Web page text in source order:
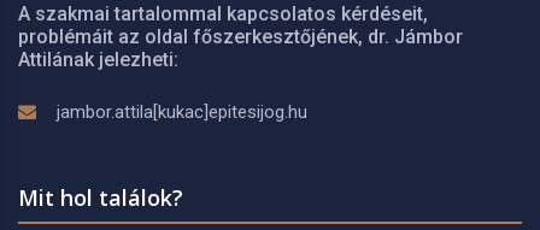
A szakmai tartalommal kapcsolatos kérdéseit,
problémáit az oldal főszerkesztőjének, dr. Jámbor
Attilának jelezheti:
jambor.attila[kukac]epitesijog.hu
Mit hol találok?